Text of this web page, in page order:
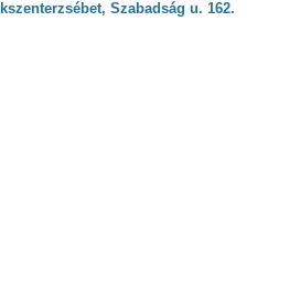
Szabadság u. 162.